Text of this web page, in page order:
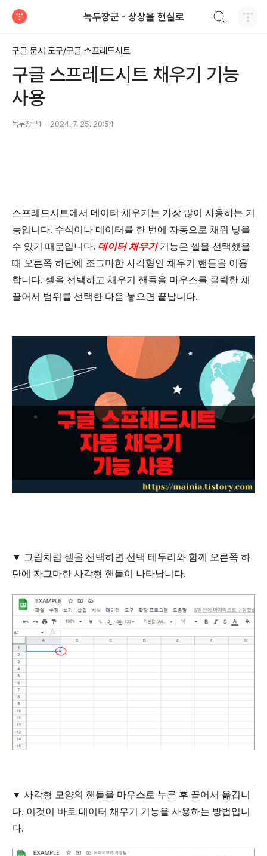
녹두장군 - 상상을 현실로
구글 문서 도구/구글 스프레드시트
구글 스프레드시트 채우기 기능
사용
녹두장군1 2024. 7. 25. 20:54
스프레드시트에서 데이터 채우기는 가장 많이 사용하는 기
능입니다. 수식이나 데이터를 한 번에 자동으로 채워 넣을
수 있기 때문입니다. 데이터 채우기기능은 셀을 선택했을
때 오른쪽 하단에 조그마한 사각형인 채우기 핸들을 이용
합니다. 셀을 선택하고 채우기 핸들을 마우스를 클릭한 채
끌어서 범위를 선택한 다음 놓으면 끝납니다.
▼ 그림처럼 셀을 선택하면 선택 테두리와 함께 오른쪽 하
단에 자그마한 사각형 핸들이 나타납니다.
▼ 사각형 모양의 핸들을 마우스로 누른 후 끌어서 옮깁니
다. 이것이 바로 데이터 채우기 기능을 사용하는 방법입니
다.